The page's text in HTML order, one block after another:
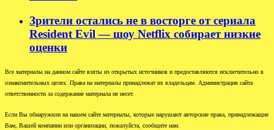
Зрители остались не в восторге от сериала
Resident Evil — шоу Netflix собирает низкие
оценки
Все материалы на данном сайте взяты из открытых источников и предоставляются исключительно в
ознакомительных целях. Права на материалы принадлежат их владельцам. Администрация сайта
ответственности за содержание материала не несет.
Если Вы обнаружили на нашем сайте материалы, которые нарушают авторские права, принадлежащие
Вам, Вашей компании или организации, пожалуйста, сообщите нам.